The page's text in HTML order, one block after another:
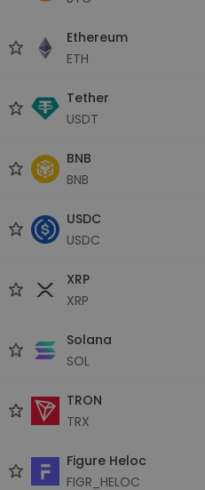
Ethereum
ETH
Tether
USDT
BNB
BNB
USDC
USDC
XRP
XRP
Solana
SOL
TRON
TRX
Figure Heloc
FIGR_HELOC